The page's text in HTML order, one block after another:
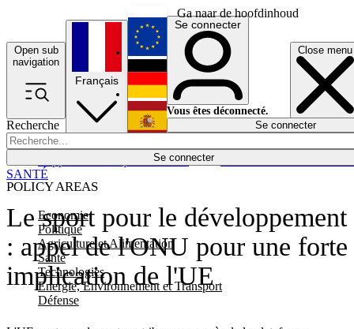
Ga naar de hoofdinhoud
Open sub
navigation
Close menu
Recherche
Se connecter
POLICY AREAS
Economie
Politique
Agriculture et Alimentation
Santé
Technologies
Energie, Environnement et Transport
Défense
Économie
Français
English
Deutsch
Español
Se connecter
Vous êtes déconnecté.
Se connecter
Le sport pour le développement
: appel de l'ONU pour une forte
implication de l'UE
SANTÉ